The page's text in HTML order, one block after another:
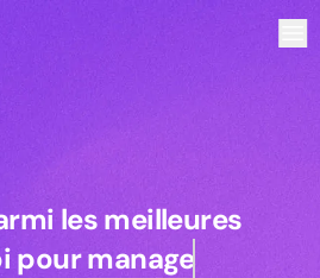
les meilleures
les meilleures
pourmanagers